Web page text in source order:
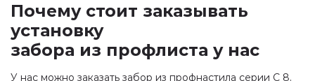
Почему стоит заказывать
установку
забора из профлиста у нас
У нас можно заказать забор из профнастила серии С 8,